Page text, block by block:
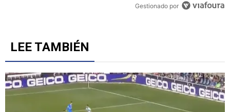
Un artículo de tendencia con el título "Revelan un detalle clave
Revelan un detalle clave en la negociación con el Toro
LEE TAMBIÉN